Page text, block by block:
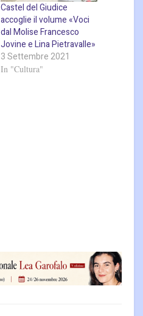
Castel del Giudice
accoglie il volume «Voci
dal Molise Francesco
Jovine e Lina Pietravalle»
3 Settembre 2021
In "Cultura"